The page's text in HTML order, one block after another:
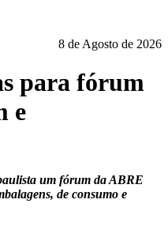
8 de Agosto de 2026
para fórum
e
um fórum da ABRE
de consumo e